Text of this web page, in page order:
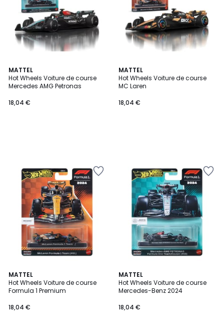
MATTEL
Hot Wheels Voiture de course
Mercedes AMG Petronas
18,04 €
MATTEL
Hot Wheels Voiture de course
MC Laren
18,04 €
MATTEL
Hot Wheels Voiture de course
Formula 1 Premium
18,04 €
MATTEL
Hot Wheels Voiture de course
Mercedes-Benz 2024
18,04 €